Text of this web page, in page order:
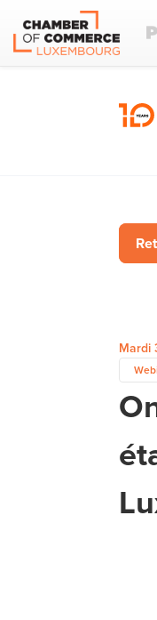
Mardi